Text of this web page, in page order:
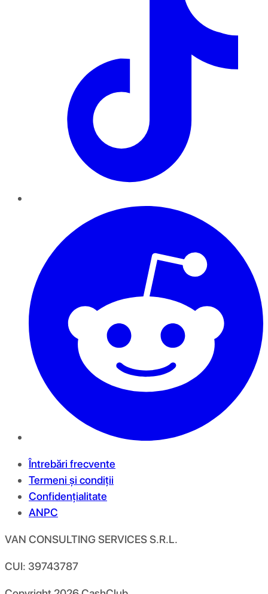
Întrebări frecvente
Termeni și condiții
Confidențialitate
ANPC
VAN CONSULTING SERVICES S.R.L.
CUI: 39743787